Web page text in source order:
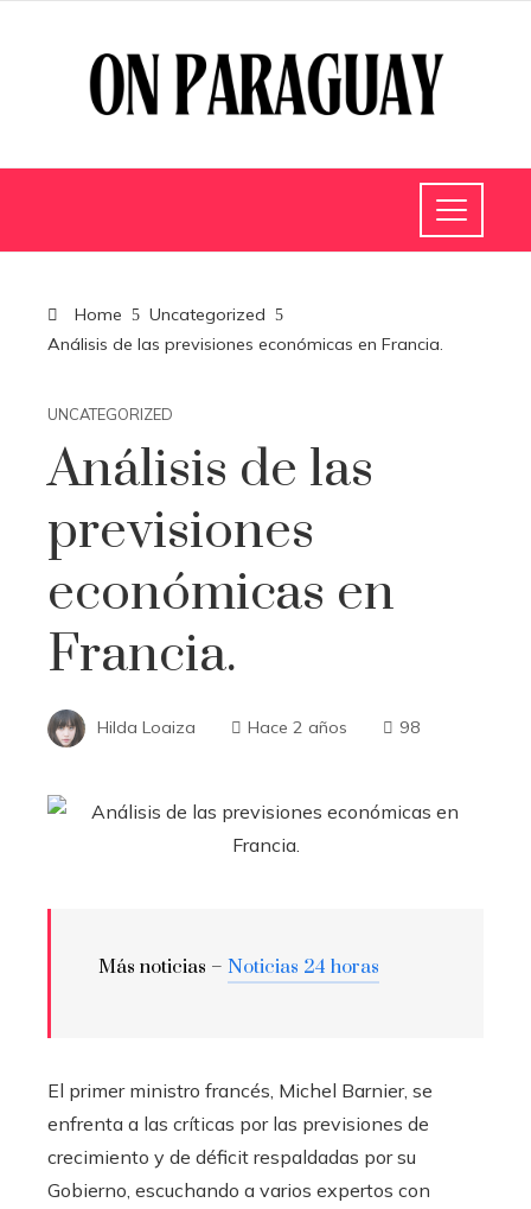
Home
Uncategorized
Análisis de las previsiones económicas en Francia.
UNCATEGORIZED
Análisis de las
previsiones
económicas en
Francia.
Hilda Loaiza Hace 2 años 98
Más noticias – Noticias 24 horas
El primer ministro francés, Michel Barnier, se
enfrenta a las críticas por las previsiones de
crecimiento y de déficit respaldadas por su
Gobierno, escuchando a varios expertos con